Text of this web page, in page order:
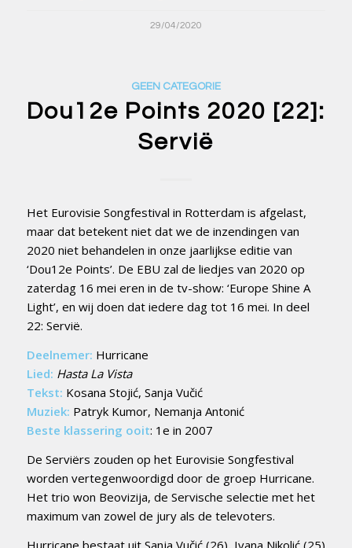
29/04/2020
GEEN CATEGORIE
Dou12e Points 2020 [22]:
Servië
Het Eurovisie Songfestival in Rotterdam is afgelast,
maar dat betekent niet dat we de inzendingen van
2020 niet behandelen in onze jaarlijkse editie van
‘Dou12e Points’. De EBU zal de liedjes van 2020 op
zaterdag 16 mei eren in de tv-show: ‘Europe Shine A
Light’, en wij doen dat iedere dag tot 16 mei. In deel
22: Servië.
Deelnemer: Hurricane
Lied: Hasta La Vista
Tekst: Kosana Stojić, Sanja Vučić
Muziek: Patryk Kumor, Nemanja Antonić
Beste klassering ooit: 1e in 2007
De Serviërs zouden op het Eurovisie Songfestival
worden vertegenwoordigd door de groep Hurricane.
Het trio won Beovizija, de Servische selectie met het
maximum van zowel de jury als de televoters.
Hurricane bestaat uit Sanja Vučić (26), Ivana Nikolić (25)